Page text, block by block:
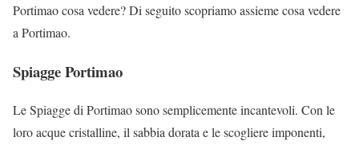
Portimao cosa vedere? Di seguito scopriamo assieme cosa vedere
a Portimao.
Spiagge Portimao
Le Spiagge di Portimao sono semplicemente incantevoli. Con le
loro acque cristalline, il sabbia dorata e le scogliere imponenti,